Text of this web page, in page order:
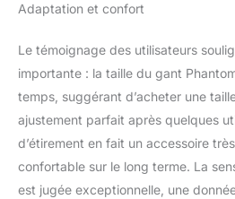
Adaptation et confort
Le témoignage des utilisateurs
importante : la taille du gant
temps, suggérant d’acheter une
ajustement parfait après quelques
d’étirement en fait un accessoire
confortable sur le long terme. La
est jugée exceptionnelle, une